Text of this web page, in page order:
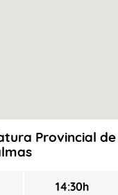
Provincial de
14:30h